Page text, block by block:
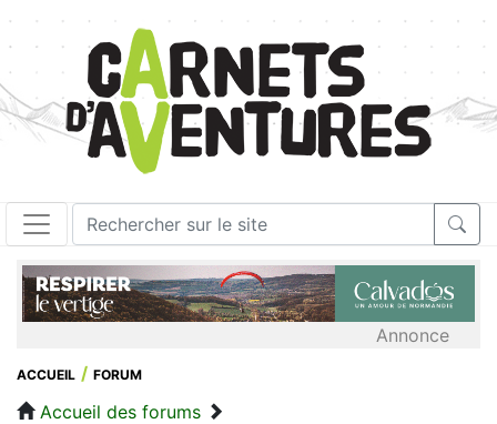
Annonce
ACCUEIL FORUM
Accueil des forums